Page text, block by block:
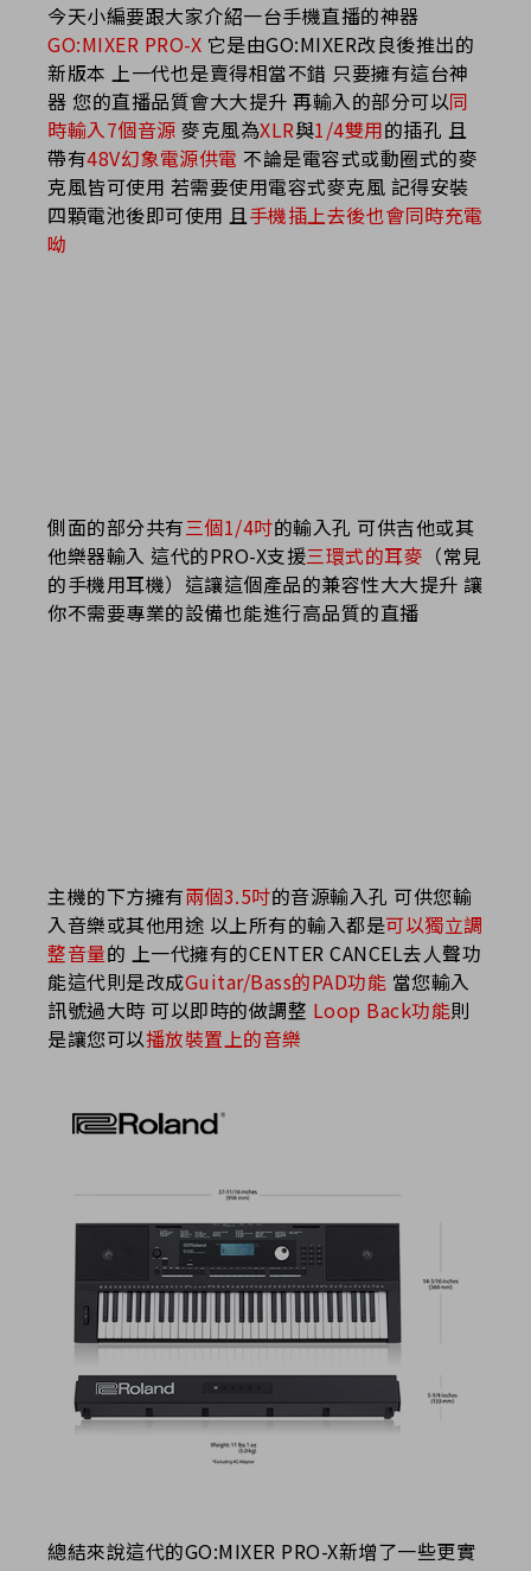
今天小編要跟大家介紹一台手機直播的神器
GO:MIXER PRO-X 它是由GO:MIXER改良後推出的
新版本 上一代也是賣得相當不錯 只要擁有這台神
器 您的直播品質會大大提升 再輸入的部分可以同
時輸入7個音源 麥克風為XLR與1/4雙用的插孔 且
帶有48V幻象電源供電 不論是電容式或動圈式的麥
克風皆可使用 若需要使用電容式麥克風 記得安裝
四顆電池後即可使用 且手機插上去後也會同時充電
呦
側面的部分共有三個1/4吋的輸入孔 可供吉他或其
他樂器輸入 這代的PRO-X支援三環式的耳麥 （常見
的手機用耳機）這讓這個產品的兼容性大大提升 讓
你不需要專業的設備也能進行高品質的直播
主機的下方擁有兩個3.5吋的音源輸入孔 可供您輸
入音樂或其他用途 以上所有的輸入都是可以獨立調
整音量的 上一代擁有的CENTER CANCEL去人聲功
能這代則是改成Guitar/Bass的PAD功能 當您輸入
訊號過大時 可以即時的做調整 Loop Back功能則
是讓您可以播放裝置上的音樂
總結來說這代的GO:MIXER PRO-X新增了一些更實